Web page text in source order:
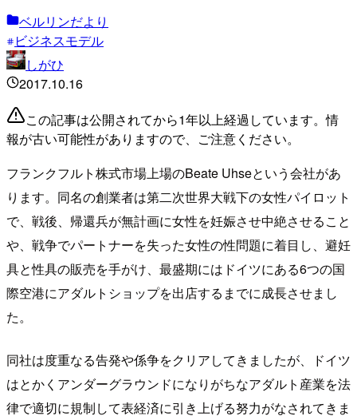
ベルリンだより
ビジネスモデル
しがひ
2017.10.16
この記事は公開されてから1年以上経過しています。情
報が古い可能性がありますので、ご注意ください。
フランクフルト株式市場上場のBeate Uhseという会社があ
ります。同名の創業者は第二次世界大戦下の女性パイロット
で、戦後、帰還兵が無計画に女性を妊娠させ中絶させること
や、戦争でパートナーを失った女性の性問題に着目し、避妊
具と性具の販売を手がけ、最盛期にはドイツにある6つの国
際空港にアダルトショップを出店するまでに成長させまし
た。
同社は度重なる告発や係争をクリアしてきましたが、ドイツ
はとかくアンダーグラウンドになりがちなアダルト産業を法
律で適切に規制して表経済に引き上げる努力がなされてきま